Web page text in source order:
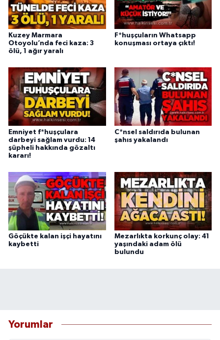
Kuzey Marmara
Otoyolu’nda feci kaza: 3
ölü, 1 ağır yaralı
F*huşçuların Whatsapp
konuşması ortaya çıktı!
Emniyet f*huşçulara
darbeyi sağlam vurdu: 14
şüpheli hakkında gözaltı
kararı!
C*nsel saldırıda bulunan
şahıs yakalandı
Göçükte kalan işçi hayatını
kaybetti
Mezarlıkta korkunç olay: 41
yaşındaki adam ölü
bulundu
Yorumlar